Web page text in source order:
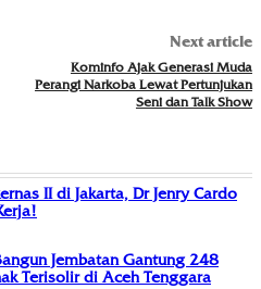
Next article
Kominfo Ajak Generasi Muda
Perangi Narkoba Lewat Pertunjukan
Seni dan Talk Show
II di Jakarta, Dr Jenry Cardo
Jembatan Gantung 248
Terisolir di Aceh Tenggara